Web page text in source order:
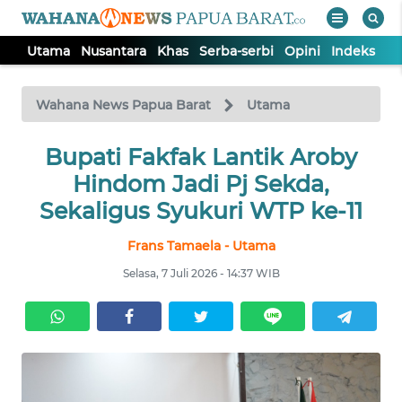
Utama Nusantara Khas Serba-serbi Opini Indeks
Wahana News Papua Barat Utama
Bupati Fakfak Lantik Aroby
Hindom Jadi Pj Sekda,
Sekaligus Syukuri WTP ke-11
Frans Tamaela - Utama
Selasa, 7 Juli 2026 - 14:37 WIB
TV
Tutup
UTAMA
NUSANTARA
SERBA-
SERBI